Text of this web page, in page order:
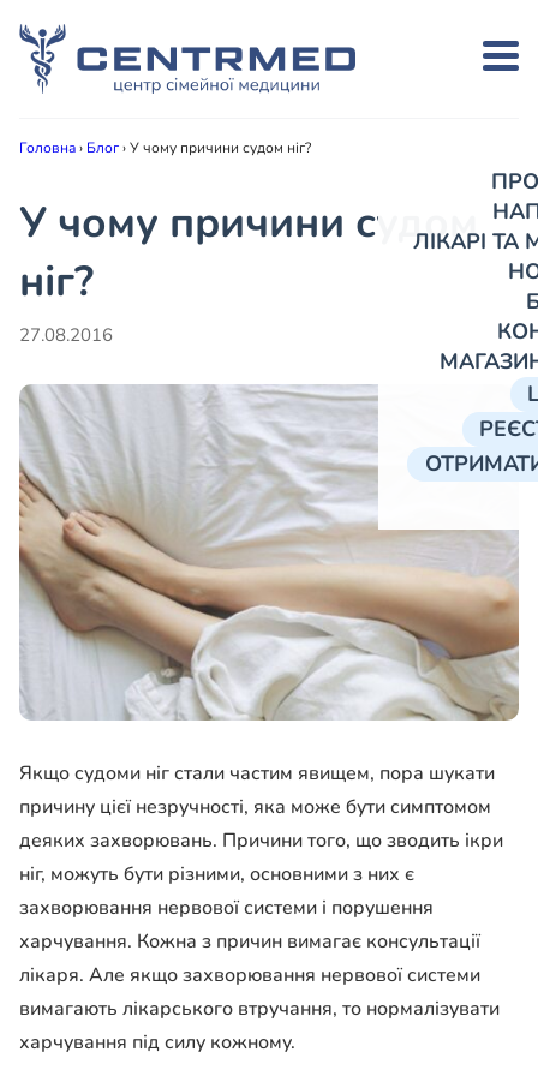
ЛІКАРІ
Головна› Блог›У чому причини судом ніг?
У чому причини судом
ніг?
27.08.2016
Якщо судоми ніг стали частим явищем, пора шукати
причину цієї незручності, яка може бути симптомом
деяких захворювань. Причини того, що зводить ікри
ніг, можуть бути різними, основними з них є
захворювання нервової системи і порушення
харчування. Кожна з причин вимагає консультації
лікаря. Але якщо захворювання нервової системи
вимагають лікарського втручання, то нормалізувати
харчування під силу кожному.